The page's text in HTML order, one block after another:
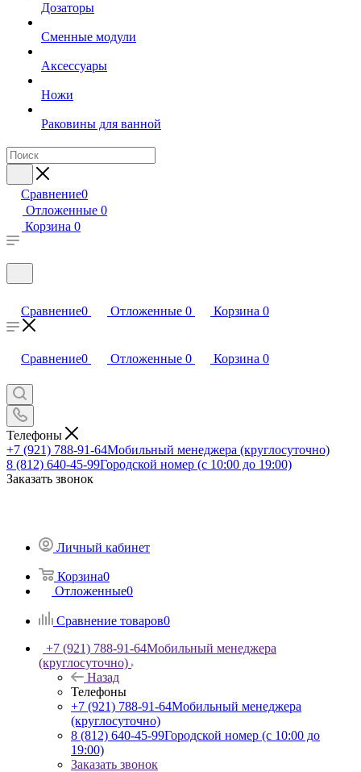
Дозаторы
Cменные модули
Аксессуары
Ножи
Раковины для ванной
Сравнение0
Отложенные 0
Корзина 0
Сравнение0 Отложенные 0 Корзина 0
Сравнение0 Отложенные 0 Корзина 0
Телефоны
+7 (921) 788-91-64Мобильный менеджера (круглосуточно)
8 (812) 640-45-99Городской номер (с 10:00 до 19:00)
Заказать звонок
Личный кабинет
Корзина0
Отложенные0
Сравнение товаров0
+7 (921) 788-91-64Мобильный менеджера
(круглосуточно)
Назад
Телефоны
+7 (921) 788-91-64Мобильный менеджера
(круглосуточно)
8 (812) 640-45-99Городской номер (с 10:00 до
19:00)
Заказать звонок